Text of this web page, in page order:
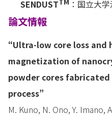
SENDUST ：国立大
論文情報
“Ultra-low core loss and
magnetization of
powder cores fabricated
process”
M. Kuno, N. Ono, Y. Imano,